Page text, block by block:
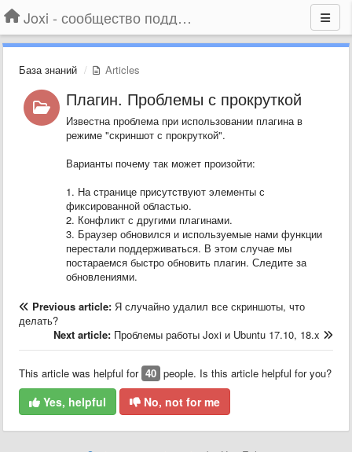
Joxi - сообщество поддержки
База знаний Articles
Плагин. Проблемы с прокруткой
Известна проблема при использовании плагина в
режиме "скриншот с прокруткой".
Варианты почему так может произойти:
1. На странице присутствуют элементы с
фиксированной областью.
2. Конфликт с другими плагинами.
3. Браузер обновился и используемые нами функции
перестали поддерживаться. В этом случае мы
постараемся быстро обновить плагин. Следите за
обновлениями.
Previous article: Я случайно удалил все скриншоты, что
делать?
Next article: Проблемы работы Joxi и Ubuntu 17.10, 18.x
This article was helpful for 40 people. Is this article helpful for you?
Yes, helpful No, not for me